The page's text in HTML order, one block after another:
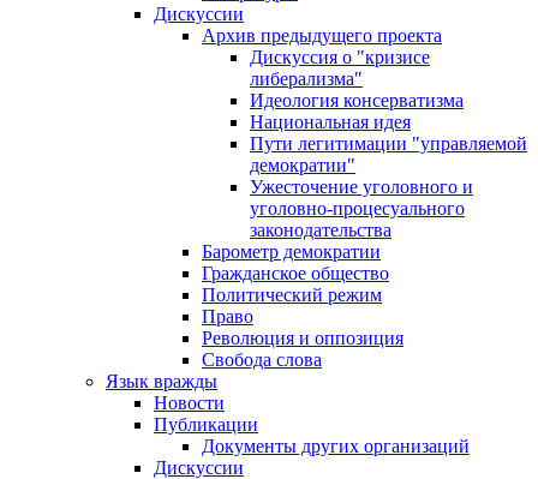
Дискуссии
Архив предыдущего проекта
Дискуссия о "кризисе
либерализма"
Идеология консерватизма
Национальная идея
Пути легитимации "управляемой
демократии"
Ужесточение уголовного и
уголовно-процесуального
законодательства
Барометр демократии
Гражданское общество
Политический режим
Право
Революция и оппозиция
Свобода слова
Язык вражды
Новости
Публикации
Документы других организаций
Дискуссии